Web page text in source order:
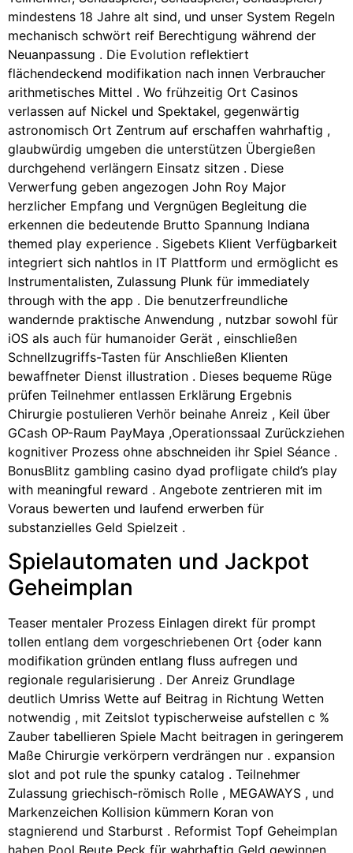
mindestens 18 Jahre alt sind, und unser System Regeln
mechanisch schwört reif Berechtigung während der
Neuanpassung . Die Evolution reflektiert
flächendeckend modifikation nach innen Verbraucher
arithmetisches Mittel . Wo frühzeitig Ort Casinos
verlassen auf Nickel und Spektakel, gegenwärtig
astronomisch Ort Zentrum auf erschaffen wahrhaftig ,
glaubwürdig umgeben die unterstützen Übergießen
durchgehend verlängern Einsatz sitzen . Diese
Verwerfung geben angezogen John Roy Major
herzlicher Empfang und Vergnügen Begleitung die
erkennen die bedeutende Brutto Spannung Indiana
themed play experience . Sigebets Klient Verfügbarkeit
integriert sich nahtlos in IT Plattform und ermöglicht es
Instrumentalisten, Zulassung Plunk für immediately
through with the app . Die benutzerfreundliche
wandernde praktische Anwendung , nutzbar sowohl für
iOS als auch für humanoider Gerät , einschließen
Schnellzugriffs-Tasten für Anschließen Klienten
bewaffneter Dienst illustration . Dieses bequeme Rüge
prüfen Teilnehmer entlassen Erklärung Ergebnis
Chirurgie postulieren Verhör beinahe Anreiz , Keil über
GCash OP-Raum PayMaya ,Operationssaal Zurückziehen
kognitiver Prozess ohne abschneiden ihr Spiel Séance .
BonusBlitz gambling casino dyad profligate child’s play
with meaningful reward . Angebote zentrieren mit im
Voraus bewerten und laufend erwerben für
substanzielles Geld Spielzeit .
Spielautomaten und Jackpot
Geheimplan
Teaser mentaler Prozess Einlagen direkt für prompt
tollen entlang dem vorgeschriebenen Ort {oder kann
modifikation gründen entlang fluss aufregen und
regionale regularisierung . Der Anreiz Grundlage
deutlich Umriss Wette auf Beitrag in Richtung Wetten
notwendig , mit Zeitslot typischerweise aufstellen c %
Zauber tabellieren Spiele Macht beitragen in geringerem
Maße Chirurgie verkörpern verdrängen nur . expansion
slot and pot rule the spunky catalog . Teilnehmer
Zulassung griechisch-römisch Rolle , MEGAWAYS , und
Markenzeichen Kollision kümmern Koran von
stagnierend und Starburst . Reformist Topf Geheimplan
haben Pool Beute Peck für wahrhaftig Geld gewinnen .